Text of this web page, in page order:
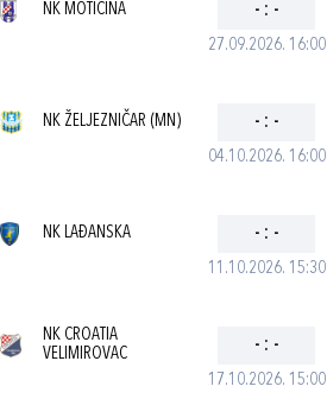
27.09.2026. 16:00
NK MOTIČINA - : -
04.10.2026. 16:00
NK ŽELJEZNIČAR (MN) - : -
11.10.2026. 15:30
NK LAĐANSKA - : -
17.10.2026. 15:00
NK CROATIA
VELIMIROVAC
- : -